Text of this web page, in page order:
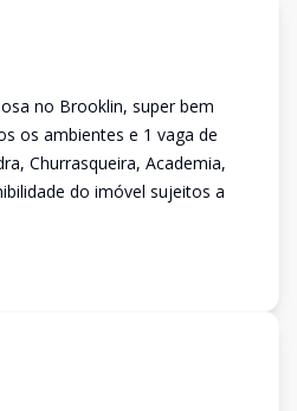
no Brooklin, super bem
os ambientes e 1 vaga de
Churrasqueira, Academia,
do imóvel sujeitos a